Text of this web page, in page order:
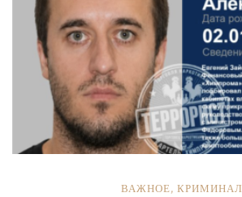
ВАЖНОЕ, КРИМИНАЛ